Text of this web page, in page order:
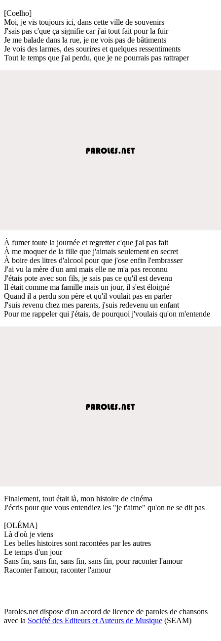
[Coelho]
Moi, je vis toujours ici, dans cette ville de souvenirs
J'sais pas c'que ça signifie car j'ai tout fait pour la fuir
Je me balade dans la rue, je ne vois pas de bâtiments
Je vois des larmes, des sourires et quelques ressentiments
Tout le temps que j'ai perdu, que je ne pourrais pas rattraper
À fumer toute la journée et regretter c'que j'ai pas fait
À me moquer de la fille que j'aimais seulement en secret
À boire des litres d'alcool pour que j'ose enfin l'embrasser
J'ai vu la mère d'un ami mais elle ne m'a pas reconnu
J'étais pote avec son fils, je sais pas ce qu'il est devenu
Il était comme ma famille mais un jour, il s'est éloigné
Quand il a perdu son père et qu'il voulait pas en parler
J'suis revenu chez mes parents, j'suis redevenu un enfant
Pour me rappeler qui j'étais, de pourquoi j'voulais qu'on m'entende
Finalement, tout était là, mon histoire de cinéma
J'écris pour que vous entendiez les "je t'aime" qu'on ne se dit pas
[OLÉMA]
Là d'où je viens
Les belles histoires sont racontées par les autres
Le temps d'un jour
Sans fin, sans fin, sans fin, sans fin, pour raconter l'amour
Raconter l'amour, raconter l'amour
Paroles.net dispose d'un accord de licence de paroles de chansons
avec la Société des Editeurs et Auteurs de Musique (SEAM)